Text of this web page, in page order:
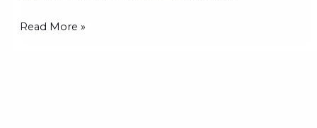
Read More »